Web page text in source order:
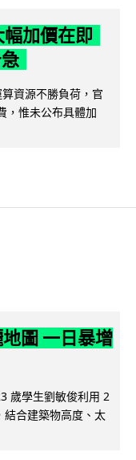
加價在即
資源不勝負荷，官
，惟未公布具體加
圖 一日暴增
歲學生劉敏俊利用 2
合建築物高度、太